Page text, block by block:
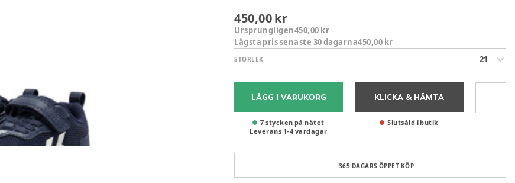
450,00 kr
Ursprungligen450,00 kr
Lägsta pris senaste 30 dagarna450,00 kr
STORLEK 21
LÄGG I VARUKORG
7 stycken på nätet
Leverans 1-4 vardagar
KLICKA & HÄMTA
Slutsåld i butik
365 DAGARS ÖPPET KÖP